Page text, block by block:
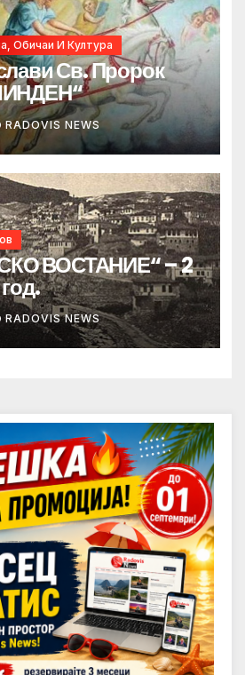
Обичаи И Култура
Св. Пророк
RADOVIS NEWS
ВОСТАНИЕ“ – 2
RADOVIS NEWS